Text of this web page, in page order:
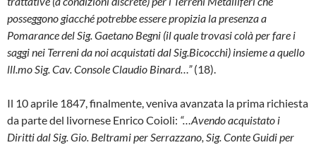
posseggono giacché po­trebbe essere propizia la presenza a
Pomaran­ce del Sig. Gaetano Begni (il quale trovasi co­là per fare i
saggi nei Terreni da noi acquistati dal Sig.Bicocchi) insieme a quello
lll.mo Sig. Cav. Console Claudio Binard…”(18).
Il 10 aprile 1847, finalmente, veniva avanzata la prima richiesta
da parte del livornese Enri­co Coioli: “…Avendo acquistato i
Diritti dal Sig.Gio. Beltrami per Serrazzano, Sig. Conte Guidi per